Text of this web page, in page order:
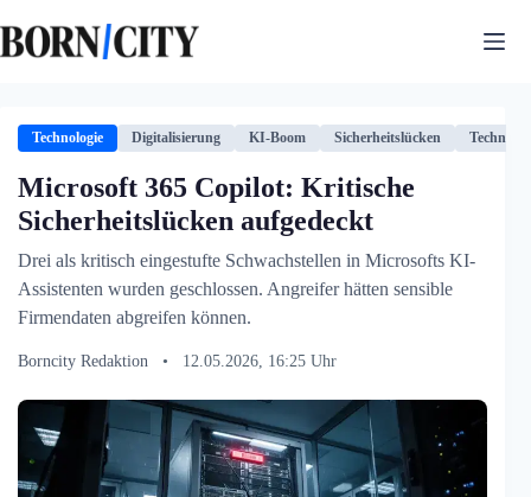
Inhalt
springen
Technologie Digitalisierung KI-Boom Sicherheitslücken
Microsoft 365 Copilot: Kritische
Sicherheitslücken aufgedeckt
Drei als kritisch eingestufte Schwachstellen in Microsofts KI-
Assistenten wurden geschlossen. Angreifer hätten sensible
Firmendaten abgreifen können.
Borncity Redaktion • 12.05.2026, 16:25 Uhr